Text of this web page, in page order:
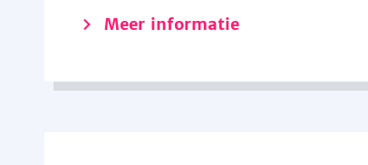
Meer informatie